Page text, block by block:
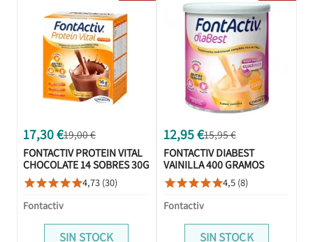
17,30 €19,00 €
FONTACTIV PROTEIN VITAL
CHOCOLATE 14 SOBRES 30G
4,73 (30)
Fontactiv
SIN STOCK
12,95 €15,95 €
FONTACTIV DIABEST
VAINILLA 400 GRAMOS
4,5 (8)
Fontactiv
SIN STOCK